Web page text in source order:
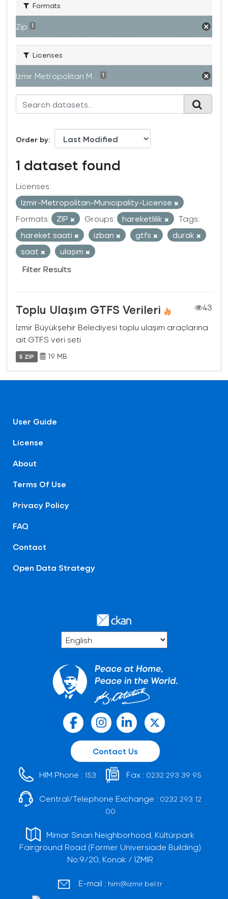
Formats
Zip 1
Licenses
Izmir Metropolitan M... 1
Order by
1 dataset found
Licenses:
Izmir-Metropolitan-Municipality-License
Formats:
ZIP Groups: hareketlilik
Tags:
hareket saati
izban gtfs
durak
saat
ulaşım
Filter Results
Toplu Ulaşım GTFS Verileri
43
İzmir Büyükşehir Belediyesi toplu ulaşım araçlarına
ait GTFS veri seti
5 ZIP 19 MB
User Guide
License
About
Terms Of Use
Privacy Policy
FAQ
Contact
Open Data Strategy
Contact Us
HIM Phone : 153 Fax : 0232 293 39 95
Central/Telephone Exchange : 0232 293 12
00
Mimar Sinan Neighborhood, Kültürpark
Fairground Road (Former Universiade Building)
No:9/20, Konak / İZMİR
E-mail : him@izmir.bel.tr